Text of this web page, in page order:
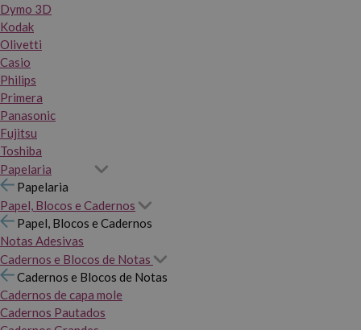
Dymo 3D
Kodak
Olivetti
Casio
Philips
Primera
Panasonic
Fujitsu
Toshiba
Papelaria
Papelaria
Papel, Blocos e Cadernos
Papel, Blocos e Cadernos
Notas Adesivas
Cadernos e Blocos de Notas
Cadernos e Blocos de Notas
Cadernos de capa mole
Cadernos Pautados